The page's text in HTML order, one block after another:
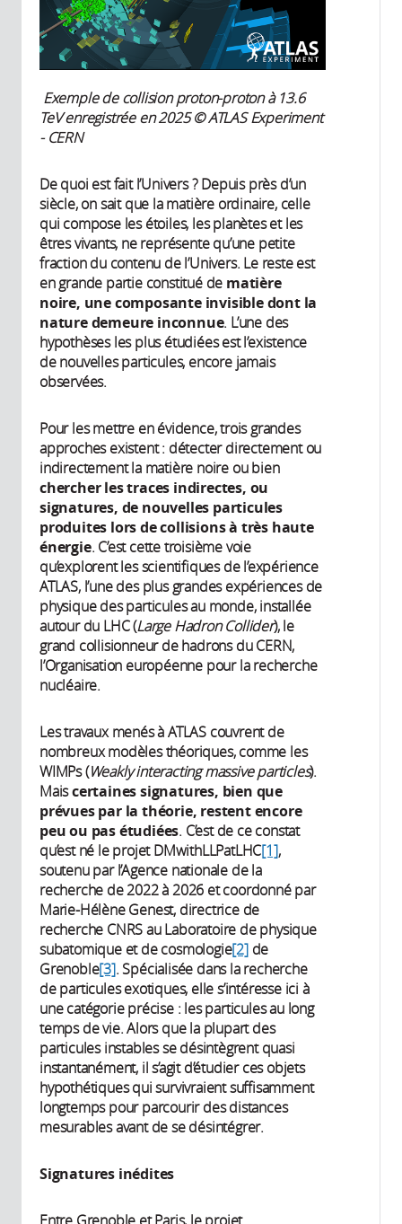
Exemple de collision proton-proton à 13.6
TeV enregistrée en 2025 © ATLAS Experiment
- CERN
De quoi est fait l’Univers ? Depuis près d’un
siècle, on sait que la matière ordinaire, celle
qui compose les étoiles, les planètes et les
êtres vivants, ne représente qu’une petite
fraction du contenu de l’Univers. Le reste est
en grande partie constitué de matière
noire, une composante invisible dont la
nature demeure inconnue. L’une des
hypothèses les plus étudiées est l’existence
de nouvelles particules, encore jamais
observées.
Pour les mettre en évidence, trois grandes
approches existent : détecter directement ou
indirectement la matière noire ou bien
chercher les traces indirectes, ou
signatures, de nouvelles particules
produites lors de collisions à très haute
énergie. C’est cette troisième voie
qu’explorent les scientifiques de l’expérience
ATLAS, l’une des plus grandes expériences de
physique des particules au monde, installée
autour du LHC (Large Hadron Collider), le
grand collisionneur de hadrons du CERN,
l’Organisation européenne pour la recherche
nucléaire.
Les travaux menés à ATLAS couvrent de
nombreux modèles théoriques, comme les
WIMPs (Weakly interacting massive particles).
Maiscertaines signatures, bien que
prévues par la théorie, restent encore
peu ou pas étudiées. C’est de ce constat
qu’est né le projet DMwithLLPatLHC[1],
soutenu par l’Agence nationale de la
recherche de 2022 à 2026 et coordonné par
Marie-Hélène Genest, directrice de
recherche CNRS au Laboratoire de physique
subatomique et de cosmologie[2]de
Grenoble[3]. Spécialisée dans la recherche
de particules exotiques, elle s’intéresse ici à
une catégorie précise : les particules au long
temps de vie. Alors que la plupart des
particules instables se désintègrent quasi
instantanément, il s’agit d’étudier ces objets
hypothétiques qui survivraient suffisamment
longtemps pour parcourir des distances
mesurables avant de se désintégrer.
Signatures inédites